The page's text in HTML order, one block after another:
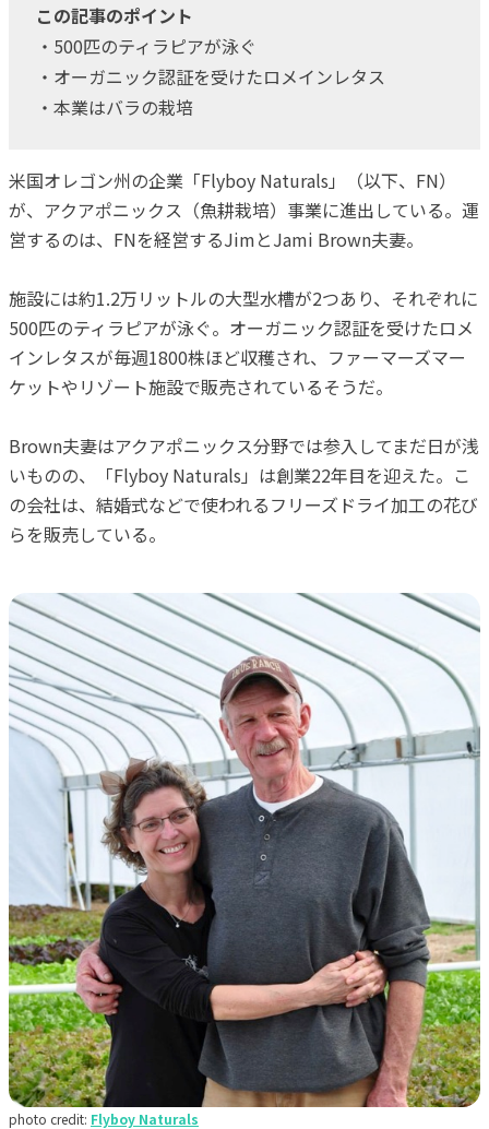
この記事のポイント
・500匹のティラピアが泳ぐ
・オーガニック認証を受けたロメインレタス
・本業はバラの栽培
米国オレゴン州の企業「Flyboy Naturals」（以下、FN）
が、アクアポニックス（魚耕栽培）事業に進出している。運
営するのは、FNを経営するJimとJami Brown夫妻。
施設には約1.2万リットルの大型水槽が2つあり、それぞれに
500匹のティラピアが泳ぐ。オーガニック認証を受けたロメ
インレタスが毎週1800株ほど収穫され、ファーマーズマー
ケットやリゾート施設で販売されているそうだ。
Brown夫妻はアクアポニックス分野では参入してまだ日が浅
いものの、「Flyboy Naturals」は創業22年目を迎えた。こ
の会社は、結婚式などで使われるフリーズドライ加工の花び
らを販売している。
photo credit: Flyboy Naturals